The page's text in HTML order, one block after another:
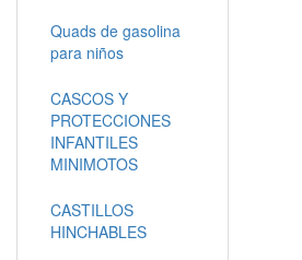
Quads de gasolina
para niños
CASCOS Y
PROTECCIONES
INFANTILES
MINIMOTOS
CASTILLOS
HINCHABLES